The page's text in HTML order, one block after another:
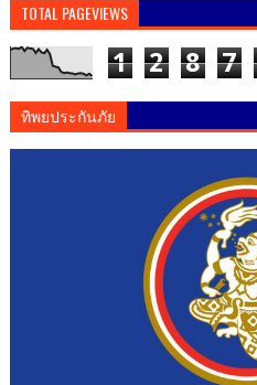
TOTAL PAGEVIEWS
1 2 8 7
ทิพยประกันภัย